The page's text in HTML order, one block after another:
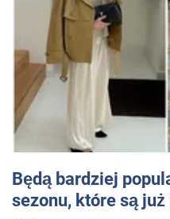
Będą bardziej
sezonu, które są